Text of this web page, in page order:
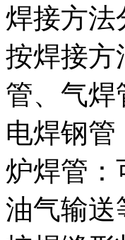
焊接方法
按焊接方
管、气焊
电焊钢
炉焊管：
油气输送